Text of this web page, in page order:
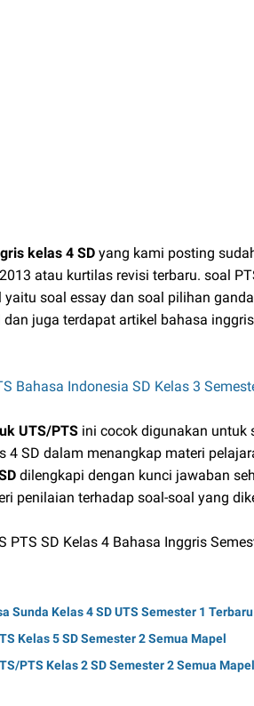
kelas 4 SD yang kami posting
atau kurtilas revisi terbaru. soal
yaitu soal essay dan soal pilihan
juga terdapat artikel bahasa
Bahasa Indonesia SD Kelas 3
UTS/PTS ini cocok digunakan untuk
4 SD dalam menangkap materi
dilengkapi dengan kunci jawaban
penilaian terhadap soal-soal yang
PTS SD Kelas 4 Bahasa Inggris
Sunda Kelas 4 SD UTS Semester 1 Terbaru
Kelas 5 SD Semester 2 Semua Mapel
PTS Kelas 2 SD Semester 2 Semua Mapel